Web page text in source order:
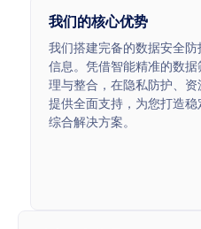
我们的核心优势
我们搭建完备的数据安全
信息。凭借智能精准的数
理与整合，在隐私防护、
提供全面支持，为您打造
综合解决方案。